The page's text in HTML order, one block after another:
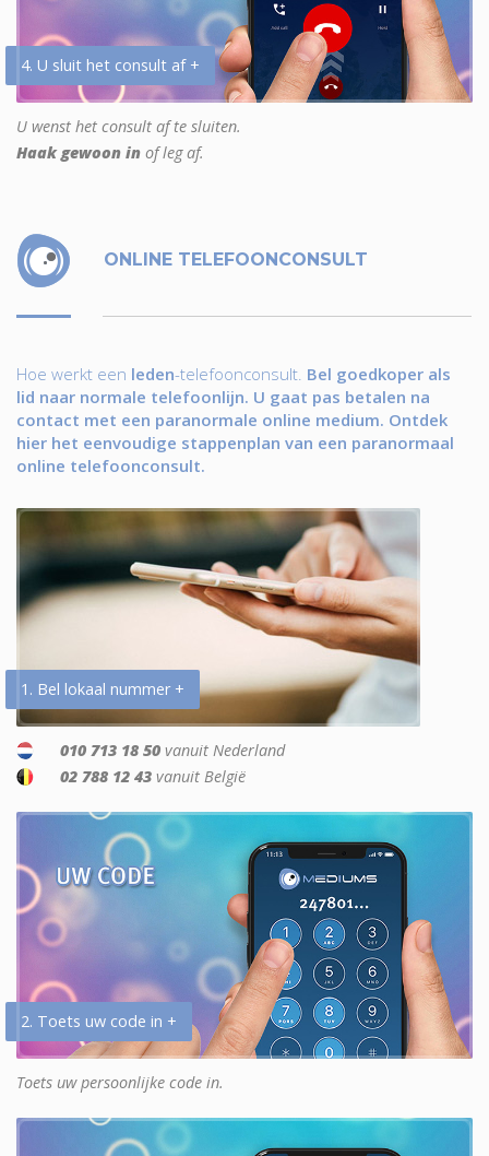
4. U sluit het consult af +
U wenst het consult af te sluiten.
Haak gewoon in of leg af.
ONLINE TELEFOONCONSULT
Hoe werkt een leden-telefoonconsult. Bel goedkoper als
lid naar normale telefoonlijn. U gaat pas betalen na
contact met een paranormale online medium. Ontdek
hier het eenvoudige stappenplan van een paranormaal
online telefoonconsult.
1. Bel lokaal nummer +
010 713 18 50 vanuit Nederland
02 788 12 43 vanuit België
2. Toets uw code in +
Toets uw persoonlijke code in.